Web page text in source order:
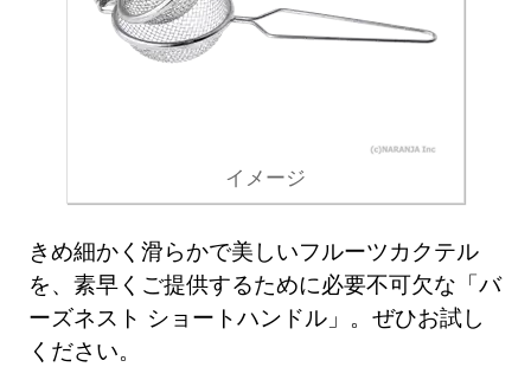
イメージ
きめ細かく滑らかで美しいフルーツカクテル
を、素早くご提供するために必要不可欠な「バ
ーズネスト ショートハンドル」。ぜひお試し
ください。